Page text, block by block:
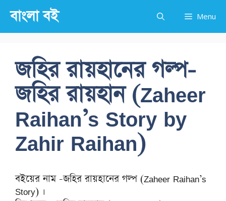
content
বাংলা বই Menu
জহির রায়হানের গল্প-
জহির রায়হান (Zaheer
Raihan’s Story by
Zahir Raihan)
বইয়ের নাম -জহির রায়হানের গল্প (Zaheer Raihan’s
Story) ।